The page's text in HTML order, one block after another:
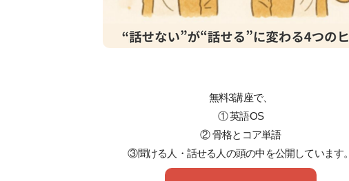
無料3講座で、
① 英語OS
② 骨格とコア単語
③聞ける人・話せる人の頭の中を公開しています。